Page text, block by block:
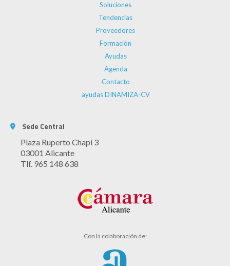
Soluciones
Tendencias
Proveedores
Formación
Ayudas
Agenda
Contacto
ayudas DINAMIZA-CV
Sede Central
Plaza Ruperto Chapí 3
03001 Alicante
Tlf. 965 148 638
Con la colaboración de: